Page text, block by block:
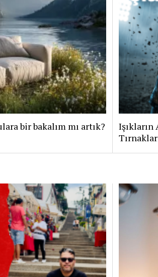
bir bakalım mı artık?
Işıkların